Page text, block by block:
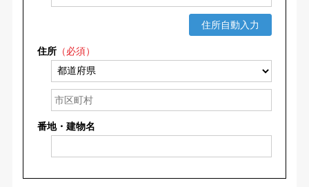
住所自動入力
住所（必須）
番地・建物名